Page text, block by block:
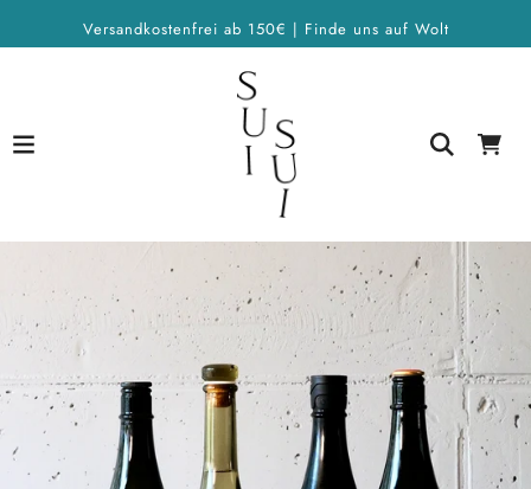
Versandkostenfrei ab 150€ | Finde uns auf Wolt